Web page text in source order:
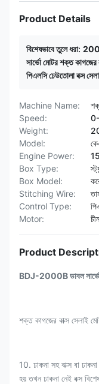
Product Details
বিশেষভাবে তুলে ধরা:
সার্ভো মোটর শক্ত কাগজের
পিএলসি ঢেউতোলা বক্স
Machine Name:
Speed:
0-
Weight:
Model:
Engine Power:
Box Type:
Box Model:
Stitching Wire:
Control Type:
Motor:
Product
BDJ-2000B ডাবল সার্ভো
শক্ত কাগজের বাক্স সেলাই
10. ঢাকনা সহ বাক্স বা
হয় তখন ঢাকনা নেই বক্স